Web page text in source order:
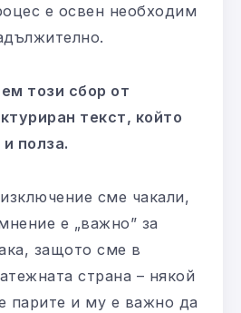
е освен необходим
този сбор от
текст, който
полза.
сме чакали,
е „важно” за
защото сме в
страна – някой
парите и му е важно да